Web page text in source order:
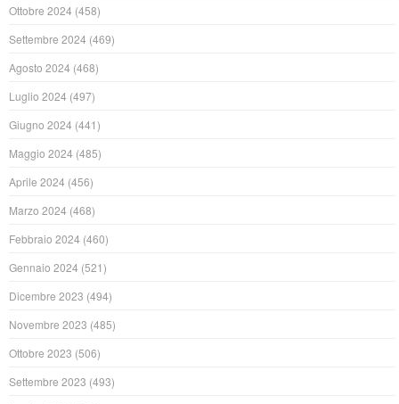
Ottobre 2024 (458)
Settembre 2024 (469)
Agosto 2024 (468)
Luglio 2024 (497)
Giugno 2024 (441)
Maggio 2024 (485)
Aprile 2024 (456)
Marzo 2024 (468)
Febbraio 2024 (460)
Gennaio 2024 (521)
Dicembre 2023 (494)
Novembre 2023 (485)
Ottobre 2023 (506)
Settembre 2023 (493)